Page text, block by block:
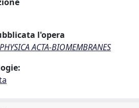
l'opera
ACTA-BIOMEMBRANES